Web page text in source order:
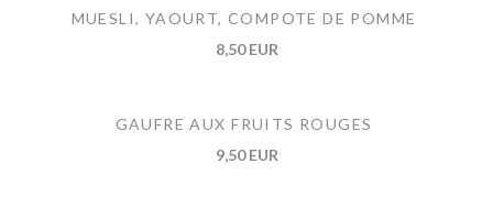
MUESLI, YAOURT, COMPOTE DE POMME
8,50 EUR
GAUFRE AUX FRUITS ROUGES
9,50 EUR